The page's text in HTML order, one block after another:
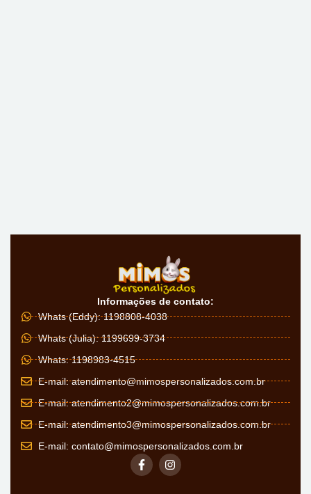
Informações de contato:
Whats (Eddy): 1198808-4038
Whats (Julia): 1199699-3734
Whats: 1198983-4515
E-mail:atendimento@mimospersonalizados.com.br
E-mail:atendimento2@mimospersonalizados.com.br
E-mail:atendimento3@mimospersonalizados.com.br
E-mail: contato@mimospersonalizados.com.br